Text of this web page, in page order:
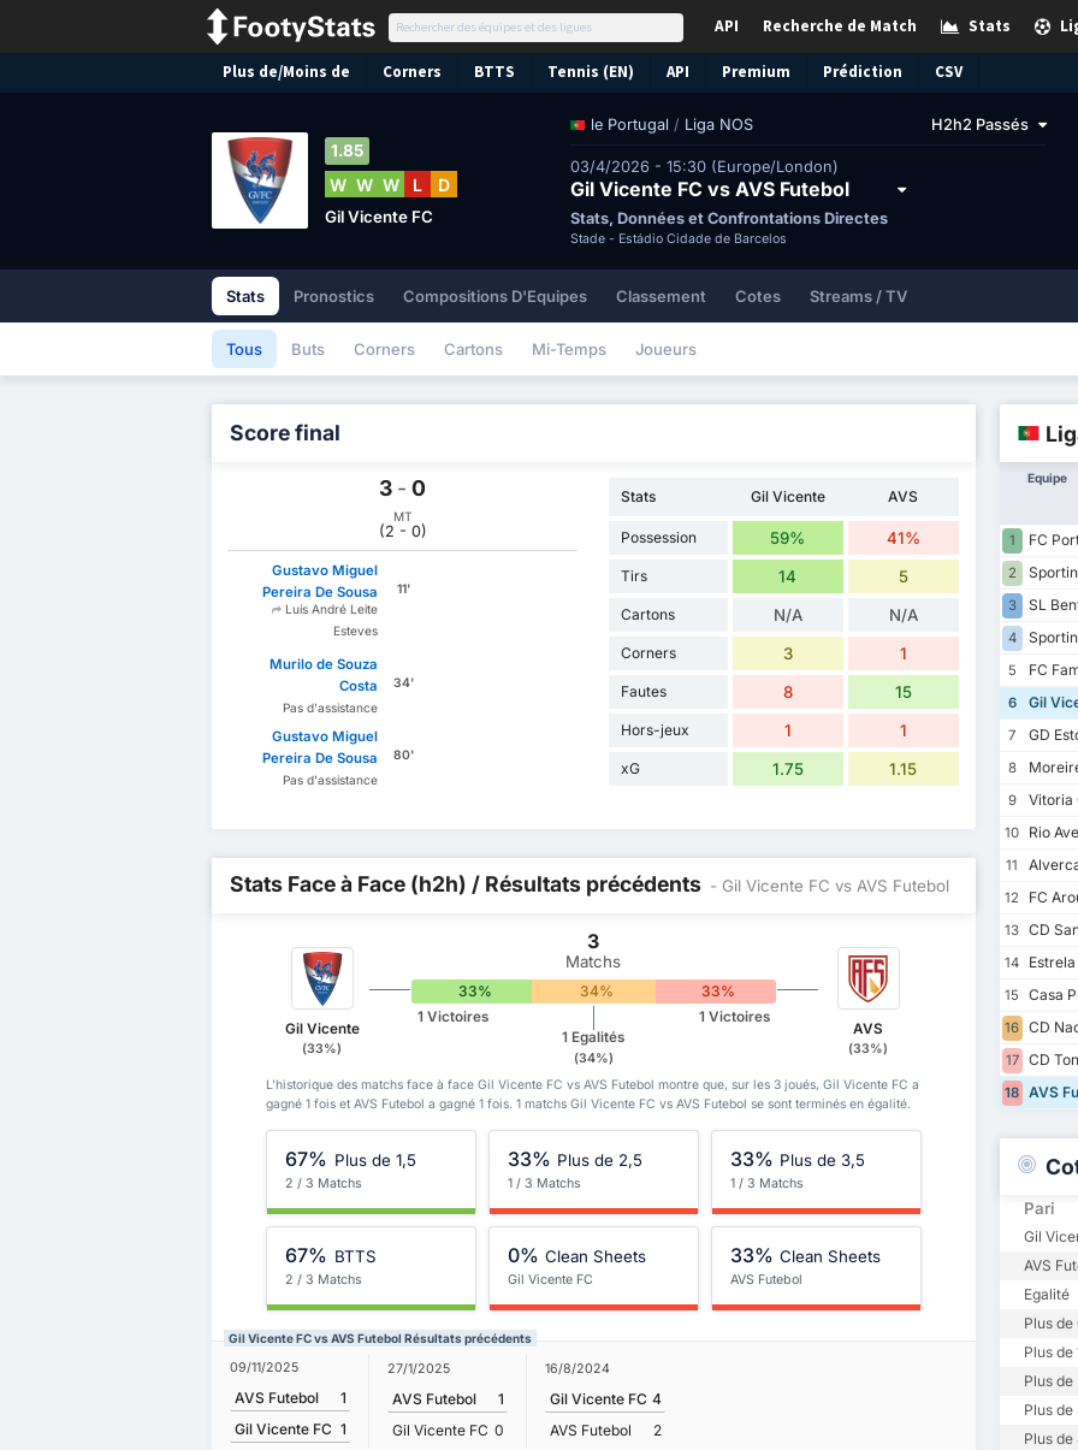
Stats
Recherche de Match
API
Plus de/Moins de Corners BTTS Tennis (EN) API Premium Prédiction CSV
le Portugal / Liga NOS H2h2 Passés
03/4/2026 - 15:30 (Europe/London)
Gil Vicente FC vs AVS Futebol
Stats, Données et Confrontations Directes
Stade - Estádio Cidade de Barcelos
1.85
W W W L D
Gil Vicente FC
Stats Pronostics Compositions D'Equipes Classement Cotes Streams / TV
Tous Buts Corners Cartons Mi-Temps Joueurs
Score final
3 - 0
MT
(2 - 0)
Gustavo Miguel
Pereira De Sousa
Luís André Leite
Esteves
11'
Murilo de Souza
Costa
Pas d'assistance
34'
Gustavo Miguel
Pereira De Sousa
Pas d'assistance
80'
Stats Gil Vicente AVS
Possession 59% 41%
Tirs 14 5
Cartons N/A N/A
Corners 3 1
Fautes 8 15
Hors-jeux 1 1
xG 1.75 1.15
Stats Face à Face (h2h) / Résultats précédents - Gil Vicente FC vs AVS Futebol
Gil Vicente
(33%)
3
Matchs
33% 34% 33%
1 Victoires
1 Egalités
(34%)
1 Victoires
AVS
(33%)
L'historique des matchs face à face Gil Vicente FC vs AVS Futebol montre que, sur les 3 joués, Gil Vicente FC a
gagné 1 fois et AVS Futebol a gagné 1 fois. 1 matchs Gil Vicente FC vs AVS Futebol se sont terminés en égalité.
67% Plus de 1,5
2 / 3 Matchs
33% Plus de 2,5
1 / 3 Matchs
33% Plus de 3,5
1 / 3 Matchs
67% BTTS
2 / 3 Matchs
0% Clean Sheets
Gil Vicente FC
33% Clean Sheets
AVS Futebol
Gil Vicente FC vs AVS Futebol Résultats précédents
09/11/2025
AVS Futebol
1
Gil Vicente FC 1
27/1/2025
AVS Futebol
1
Gil Vicente FC 0
16/8/2024
Gil Vicente FC 4
AVS Futebol
2
Equipe
1 FC
2
3
SL
4
5
FC
6
Gil
7
GD
8
9
Vitoria
10
Rio
11
12
FC
13 CD
14
15
Casa
16 CD
17 CD
18 AVS
Pari
Gil
AVS
Egalité
Plus de
Plus de
Plus de
Plus de
Plus de